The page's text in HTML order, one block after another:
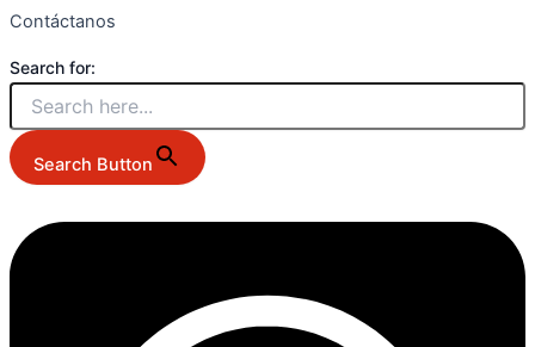
Contáctanos
Search for:
Search Button